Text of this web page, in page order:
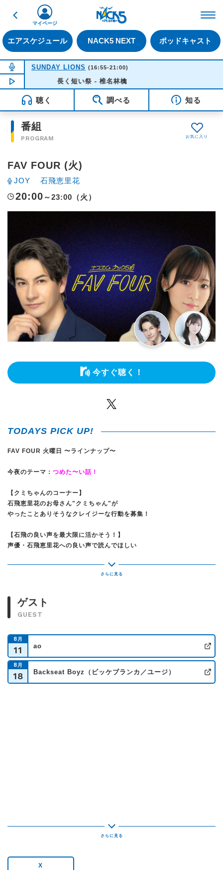
戻る
エアスケジュール NACK5 NEXT ポッドキャスト
マイページ
NOW ON AIR
SUNDAY LIONS (16:55-21:00)
NOW PLAYING16:35
長く短い祭 - 椎名林檎
聴く 調べる 知る
番組
PROGRAM
FAV FOUR (火)
JOY 石飛恵里花
20:00 ～23:00（火）
今すぐ聴く！
TODAYS PICK UP!
FAV FOUR 火曜日 〜ラインナップ〜
今夜のテーマ： つめた〜い話！
【クミちゃんのコーナー】
石飛恵里花のお母さん"クミちゃん"が
やったことありそうなクレイジーな行動を募集！
【石飛の良い声を最大限に活かそう！】
声優・石飛恵里花への良い声で読んでほしい
【ギャルのコーナー】
"ギャル男"JOYと"ギャル"エリカに
【ゲスト】
LUVandSOUL KENTAさん
番組のXアカウントは〈@fav795〉
「ポジティブ」「笑顔」を世の中に提供するのがこの番組。
オトナが元気になると日本が元気になるプログラム！
ゲスト
GUEST
8月
11
ao
8月
18
Backseat Boyz（ビッケブランカ／ユージ）
X